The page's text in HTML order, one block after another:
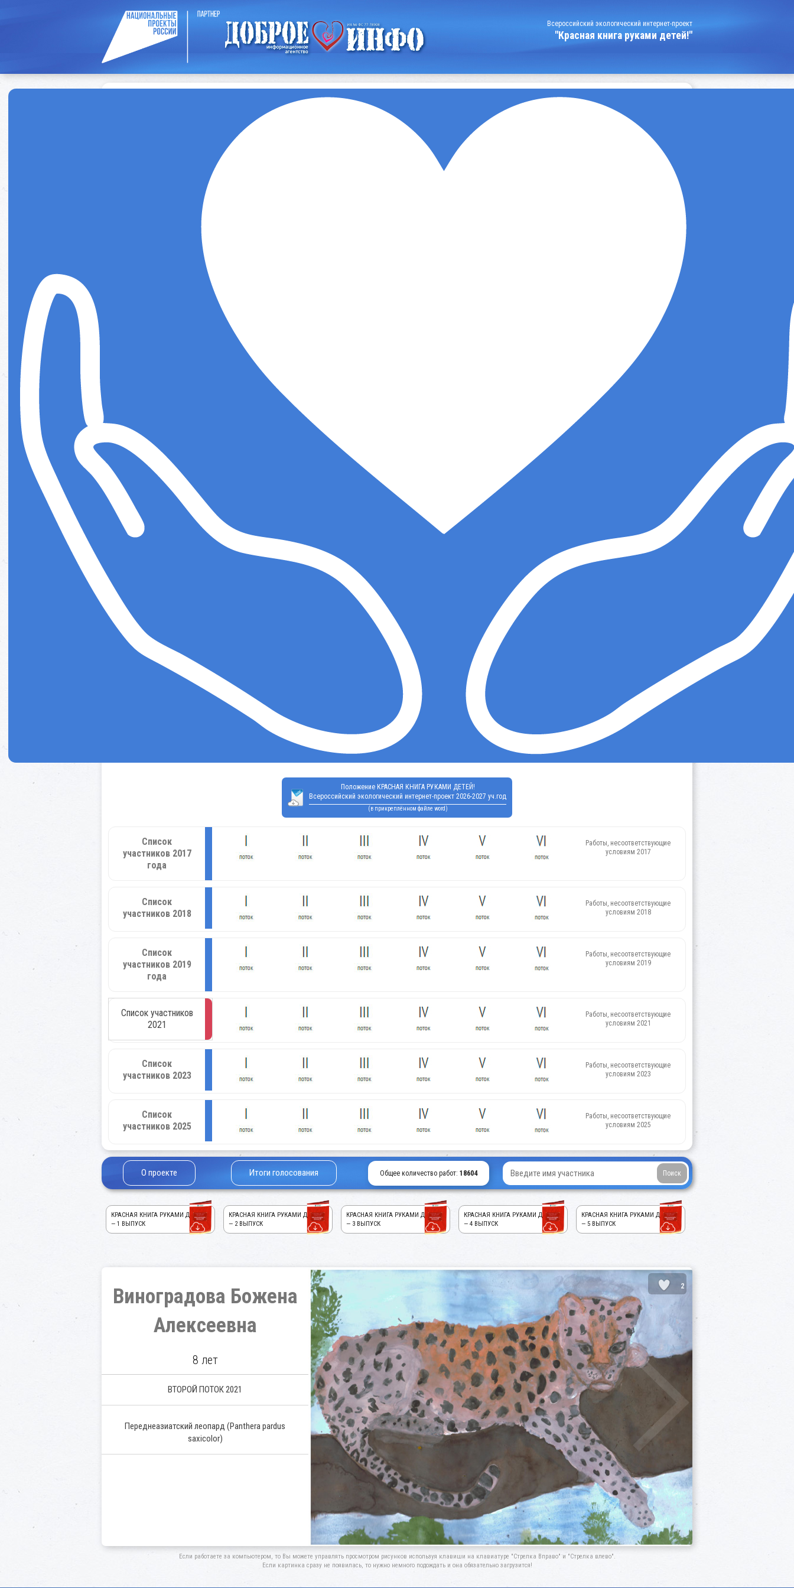
Всероссийский экологический интернет-проект
"Красная книга руками детей!"
Положение КРАСНАЯ КНИГА РУКАМИ ДЕТЕЙ!
Всероссийский экологический интернет-проект 2026-2027 уч.год
(в прикреплённом файле word)
Список
участников 2017
года
Работы, несоответствующие
условиям 2017
Список
участников 2018
Работы, несоответствующие
условиям 2018
Список
участников 2019
года
Работы, несоответствующие
условиям 2019
Список участников
2021
Работы, несоответствующие
условиям 2021
Список
участников 2023
Работы, несоответствующие
условиям 2023
Список
участников 2025
Работы, несоответствующие
условиям 2025
О проекте Итоги голосования Общее количество работ: 18604
КРАСНАЯ КНИГА РУКАМИ ДЕТЕЙ!
— 1 ВЫПУСК
КРАСНАЯ КНИГА РУКАМИ ДЕТЕЙ!
— 2 ВЫПУСК
КРАСНАЯ КНИГА РУКАМИ ДЕТЕЙ!
— 3 ВЫПУСК
КРАСНАЯ КНИГА РУКАМИ ДЕТЕЙ!
— 4 ВЫПУСК
КРАСНАЯ КНИГА РУКАМИ ДЕТЕЙ!
— 5 ВЫПУСК
Виноградова Божена
Алексеевна
8 лет
ВТОРОЙ ПОТОК 2021
Переднеазиатский леопард (Panthera pardus
saxicolor)
2
Если работаете за компьютером, то Вы можете управлять просмотром рисунков используя клавиши на клавиатуре "Стрелка Вправо" и "Стрелка влево".
Если картинка сразу не появилась, то нужно немного подождать и она обязательно загрузится!